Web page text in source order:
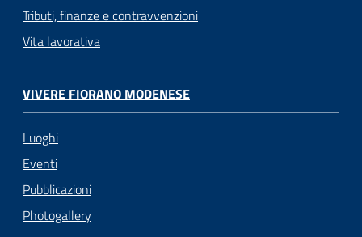
Tributi, finanze e contravvenzioni
Vita lavorativa
VIVERE FIORANO MODENESE
Luoghi
Eventi
Pubblicazioni
Photogallery